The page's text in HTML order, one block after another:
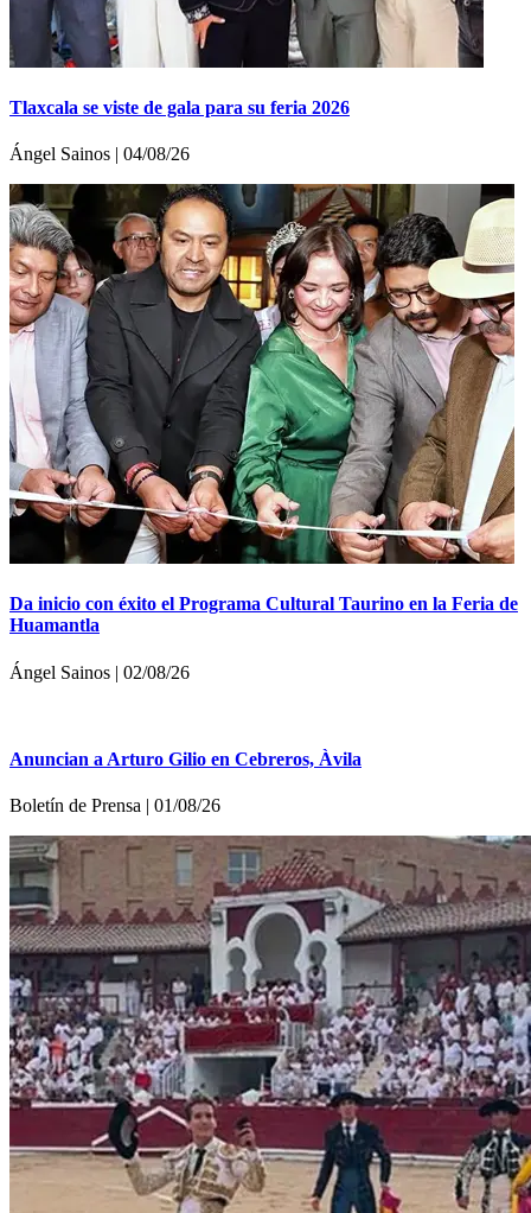
Tlaxcala se viste de gala para su feria 2026
Ángel Sainos | 04/08/26
Da inicio con éxito el Programa Cultural Taurino en la Feria de
Huamantla
Ángel Sainos | 02/08/26
Anuncian a Arturo Gilio en Cebreros, Àvila
Boletí­n de Prensa | 01/08/26